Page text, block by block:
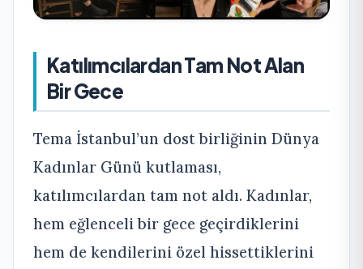
Katılımcılardan Tam Not Alan
Bir Gece
Tema İstanbul’un dost birliğinin Dünya
Kadınlar Günü kutlaması,
katılımcılardan tam not aldı. Kadınlar,
hem eğlenceli bir gece geçirdiklerini
hem de kendilerini özel hissettiklerini